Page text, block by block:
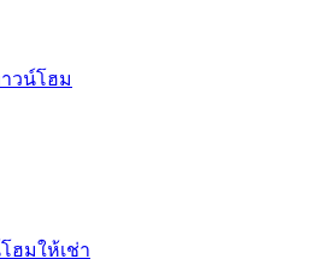
วน์โฮม
ฮมให้เช่า